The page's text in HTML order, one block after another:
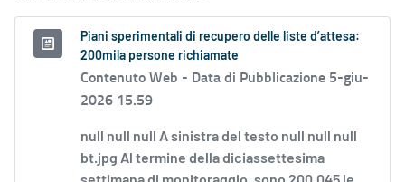
Piani sperimentali di recupero delle liste d’attesa:
200mila persone richiamate
Contenuto Web - Data di Pubblicazione 5-giu-
2026 15.59
null null null A sinistra del testo null null null
bt.jpg Al termine della diciassettesima